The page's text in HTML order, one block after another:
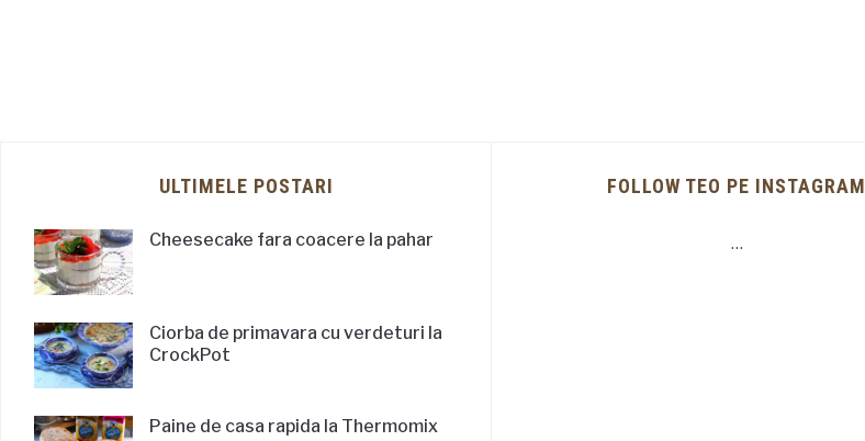
ULTIMELE POSTARI
Cheesecake fara coacere la pahar
Ciorba de primavara cu verdeturi la
CrockPot
Paine de casa rapida la Thermomix
FOLLOW TEO PE INSTAGRAM
…